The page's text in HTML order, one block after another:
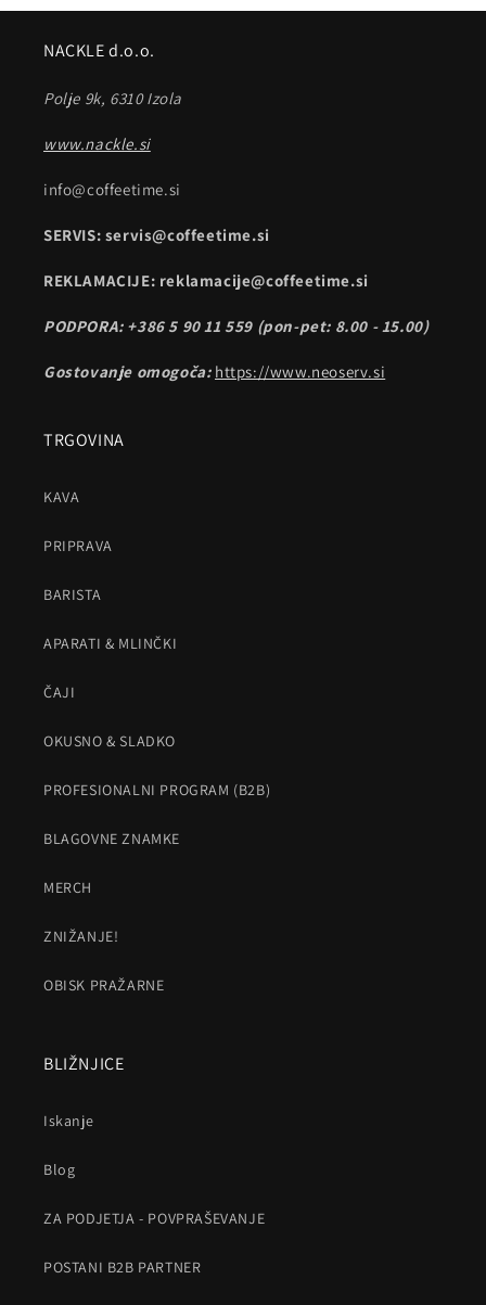
NACKLE d.o.o.
Polje 9k, 6310 Izola
www.nackle.si
info@coffeetime.si
SERVIS: servis@coffeetime.si
REKLAMACIJE: reklamacije@coffeetime.si
PODPORA: +386 5 90 11 559 (pon-pet: 8.00 - 15.00)
Gostovanje omogoča: https://www.neoserv.si
TRGOVINA
KAVA
PRIPRAVA
BARISTA
APARATI & MLINČKI
ČAJI
OKUSNO & SLADKO
PROFESIONALNI PROGRAM (B2B)
BLAGOVNE ZNAMKE
MERCH
ZNIŽANJE!
OBISK PRAŽARNE
BLIŽNJICE
Iskanje
Blog
ZA PODJETJA - POVPRAŠEVANJE
POSTANI B2B PARTNER